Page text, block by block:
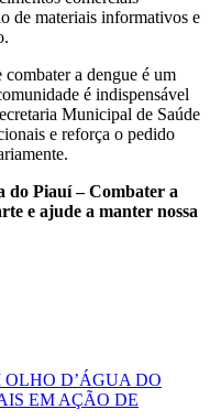
de materiais informativos e
a dengue é um
é indispensável
Municipal de Saúde
e reforça o pedido
do Piauí – Combater a
e ajude a manter nossa
D’ÁGUA DO
EM AÇÃO DE